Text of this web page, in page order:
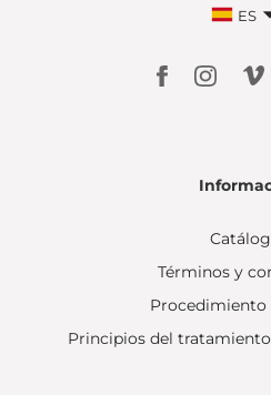
ES
Términos y
Procedimiento
Principios del